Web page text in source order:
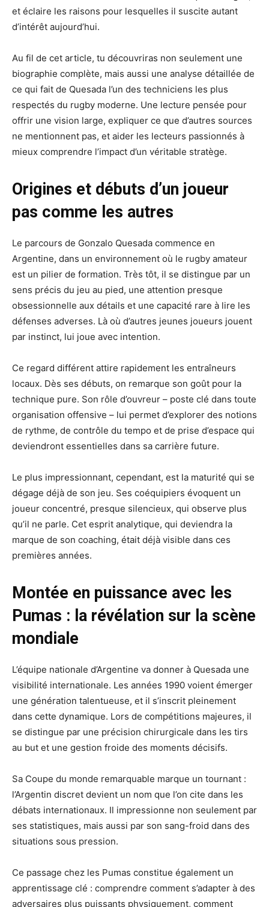
et éclaire les raisons pour lesquelles il suscite autant
d’intérêt aujourd’hui.
Au fil de cet article, tu découvriras non seulement une
biographie complète, mais aussi une analyse détaillée de
ce qui fait de Quesada l’un des techniciens les plus
respectés du rugby moderne. Une lecture pensée pour
offrir une vision large, expliquer ce que d’autres sources
ne mentionnent pas, et aider les lecteurs passionnés à
mieux comprendre l’impact d’un véritable stratège.
Origines et débuts d’un joueur
pas comme les autres
Le parcours de Gonzalo Quesada commence en
Argentine, dans un environnement où le rugby amateur
est un pilier de formation. Très tôt, il se distingue par un
sens précis du jeu au pied, une attention presque
obsessionnelle aux détails et une capacité rare à lire les
défenses adverses. Là où d’autres jeunes joueurs jouent
par instinct, lui joue avec intention.
Ce regard différent attire rapidement les entraîneurs
locaux. Dès ses débuts, on remarque son goût pour la
technique pure. Son rôle d’ouvreur – poste clé dans toute
organisation offensive – lui permet d’explorer des notions
de rythme, de contrôle du tempo et de prise d’espace qui
deviendront essentielles dans sa carrière future.
Le plus impressionnant, cependant, est la maturité qui se
dégage déjà de son jeu. Ses coéquipiers évoquent un
joueur concentré, presque silencieux, qui observe plus
qu’il ne parle. Cet esprit analytique, qui deviendra la
marque de son coaching, était déjà visible dans ces
premières années.
Montée en puissance avec les
Pumas : la révélation sur la scène
mondiale
L’équipe nationale d’Argentine va donner à Quesada une
visibilité internationale. Les années 1990 voient émerger
une génération talentueuse, et il s’inscrit pleinement
dans cette dynamique. Lors de compétitions majeures, il
se distingue par une précision chirurgicale dans les tirs
au but et une gestion froide des moments décisifs.
Sa Coupe du monde remarquable marque un tournant :
l’Argentin discret devient un nom que l’on cite dans les
débats internationaux. Il impressionne non seulement par
ses statistiques, mais aussi par son sang-froid dans des
situations sous pression.
Ce passage chez les Pumas constitue également un
apprentissage clé : comprendre comment s’adapter à des
adversaires plus puissants physiquement, comment